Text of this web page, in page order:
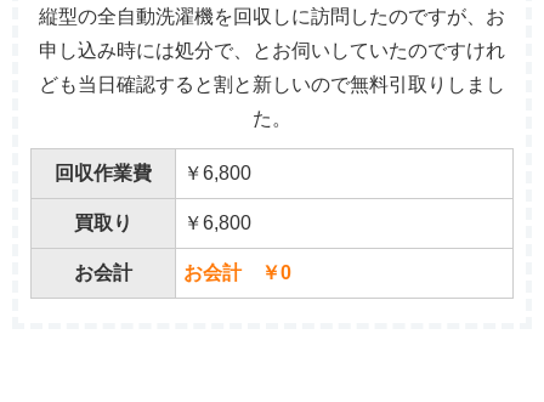
縦型の全自動洗濯機を回収しに訪問したのですが、お
申し込み時には処分で、とお伺いしていたのですけれ
ども当日確認すると割と新しいので無料引取りしまし
た。
回収作業費 ￥6,800
買取り ￥6,800
お会計 お会計 ￥0